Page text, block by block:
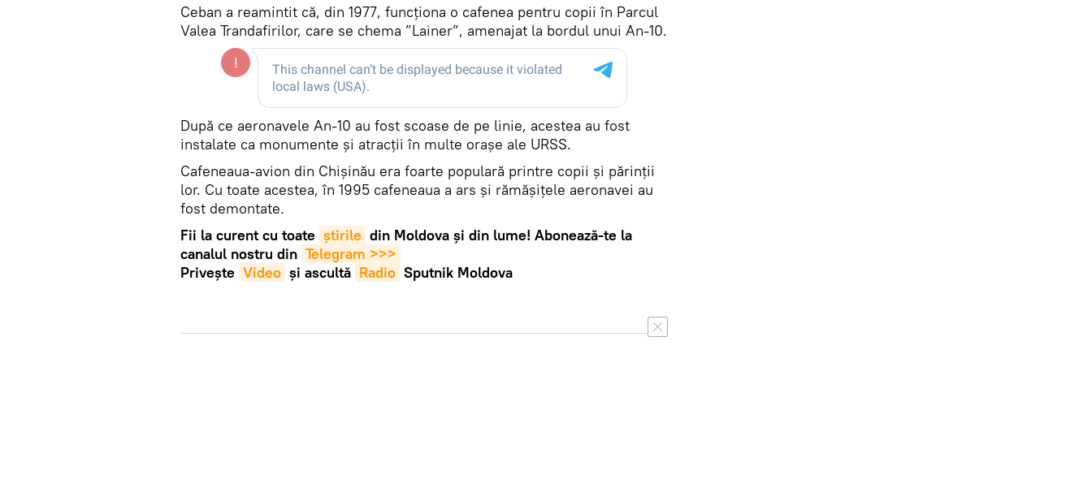
Ceban a reamintit că, din 1977, funcționa o cafenea pentru copii în Parcul
Valea Trandafirilor, care se chema ”Lainer”, amenajat la bordul unui An-10.
După ce aeronavele An-10 au fost scoase de pe linie, acestea au fost
instalate ca monumente și atracții în multe orașe ale URSS.
Cafeneaua-avion din Chișinău era foarte populară printre copii și părinții
lor. Cu toate acestea, în 1995 cafeneaua a ars și rămășițele aeronavei au
fost demontate.
Fii la curent cu toate știrile din Moldova și din lume! Abonează-te la
canalul nostru din Telegram >>>
Privește Video și ascultă Radio Sputnik Moldova